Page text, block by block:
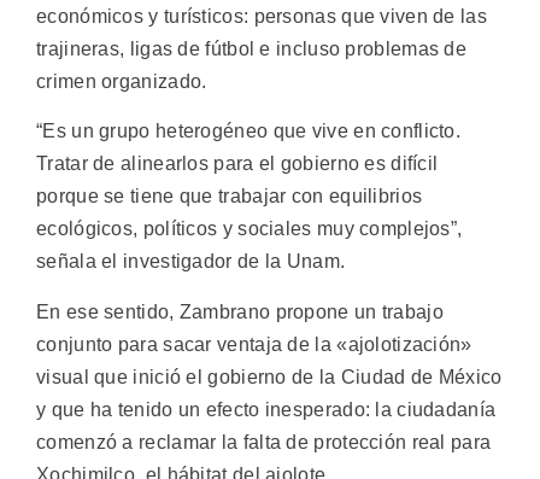
económicos y turísticos: personas que viven de las
trajineras, ligas de fútbol e incluso problemas de
crimen organizado.
“Es un grupo heterogéneo que vive en conflicto.
Tratar de alinearlos para el gobierno es difícil
porque se tiene que trabajar con equilibrios
ecológicos, políticos y sociales muy complejos”,
señala el investigador de la Unam.
En ese sentido, Zambrano propone un trabajo
conjunto para sacar ventaja de la «ajolotización»
visual que inició el gobierno de la Ciudad de México
y que ha tenido un efecto inesperado: la ciudadanía
comenzó a reclamar la falta de protección real para
Xochimilco, el hábitat del ajolote.